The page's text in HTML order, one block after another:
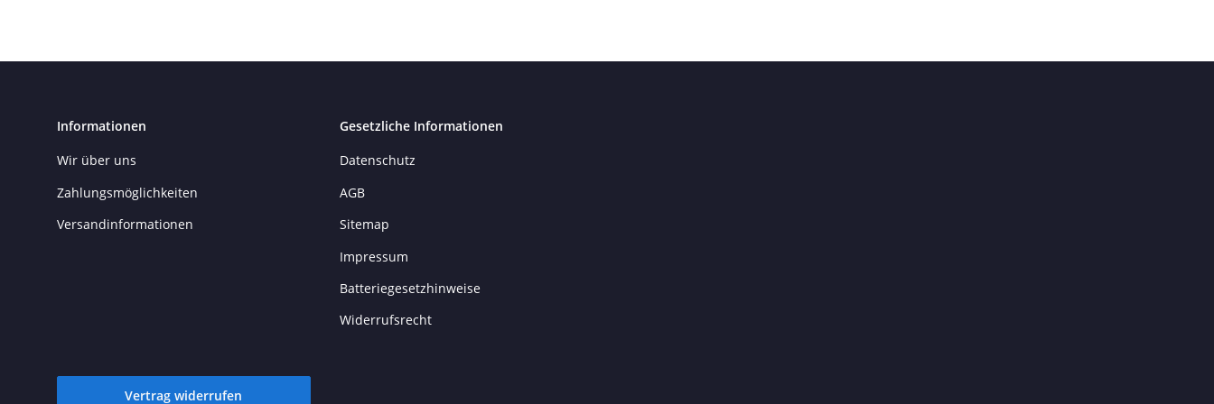
Informationen
Wir über uns
Zahlungsmöglichkeiten
Versandinformationen
Gesetzliche Informationen
Datenschutz
AGB
Sitemap
Impressum
Batteriegesetzhinweise
Widerrufsrecht
Vertrag widerrufen